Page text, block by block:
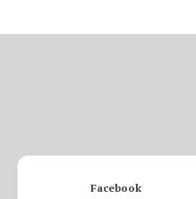
Facebook